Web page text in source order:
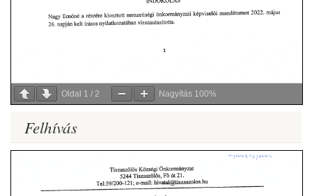
Oldal 1 / 2 Nagyítás 100%
Felhívás